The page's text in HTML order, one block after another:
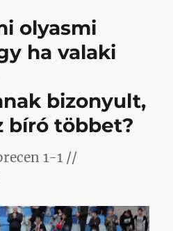
olyasmi
ha valaki
bizonyult,
bíró többet?
1-1 //